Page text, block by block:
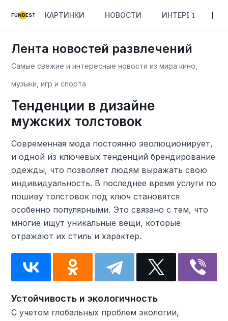
FUNBEST КАРТИНКИ НОВОСТИ ИНТЕРЕСНОЕ
Лента новостей развлечений
Самые свежие и интересные новости из мира кино,
музыки, игр и спорта
Тенденции в дизайне
мужских толстовок
Современная мода постоянно эволюционирует,
и одной из ключевых тенденций брендирование
одежды, что позволяет людям выражать свою
индивидуальность. В последнее время услуги по
пошиву толстовок под ключ становятся
особенно популярными. Это связано с тем, что
многие ищут уникальные вещи, которые
отражают их стиль и характер.
Устойчивость и экологичность
С учетом глобальных проблем экологии,